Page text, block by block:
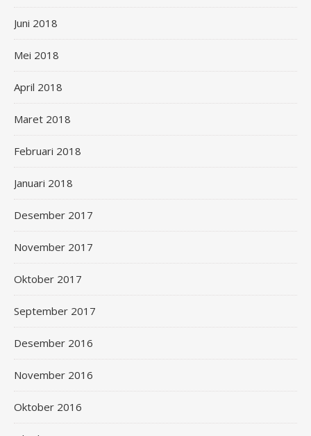
Juni 2018
Mei 2018
April 2018
Maret 2018
Februari 2018
Januari 2018
Desember 2017
November 2017
Oktober 2017
September 2017
Desember 2016
November 2016
Oktober 2016